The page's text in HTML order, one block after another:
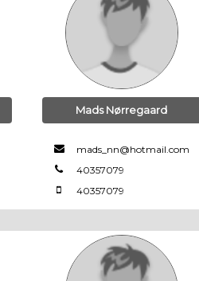
Mads Nørregaard
mads_nn@hotmail.com
40357079
40357079